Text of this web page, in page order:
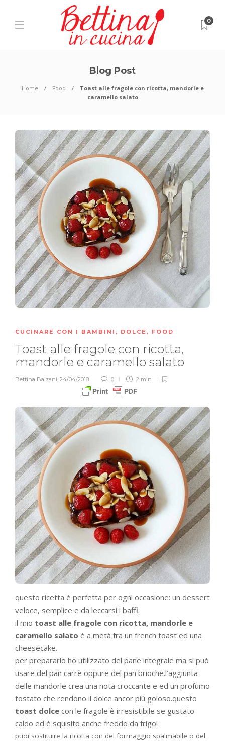
0
Blog Post
Home Food
Toast alle fragole con ricotta, mandorle e
caramello salato
CUCINARE CON I BAMBINI , DOLCE , FOOD
Toast alle fragole con ricotta,
mandorle e caramello salato
Bettina Balzani 24/04/2018 0 2 min
questo ricetta è perfetta per ogni occasione: un dessert
veloce, semplice e da leccarsi i baffi.
il mio toast alle fragole con ricotta, mandorle e
caramello salato è a metà fra un french toast ed una
cheesecake.
per prepararlo ho utilizzato del pane integrale ma si può
usare del pan carrè oppure del pan brioche.l’aggiunta
delle mandorle crea una nota croccante e ed un profumo
tostato che rendono il dolce ancor più goloso.questo
toast dolce con le fragole è irresistibile se gustato
caldo ed è squisito anche freddo da frigo!
puoi sostituire la ricotta con del formaggio spalmabile o del